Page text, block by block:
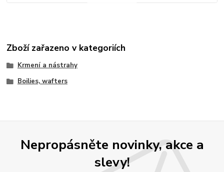
Zboží zařazeno v kategoriích
Krmení a nástrahy
Boilies, wafters
Nepropásněte novinky, akce a
slevy!